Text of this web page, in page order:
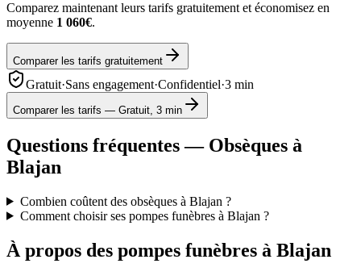
Comparez maintenant leurs tarifs gratuitement et économisez en
moyenne 1 060€.
Comparer les tarifs gratuitement
Gratuit·Sans engagement·Confidentiel·3 min
Comparer les tarifs — Gratuit, 3 min
Questions fréquentes — Obsèques à
Blajan
Combien coûtent des obsèques à Blajan ?
Comment choisir ses pompes funèbres à Blajan ?
À propos des pompes funèbres à Blajan